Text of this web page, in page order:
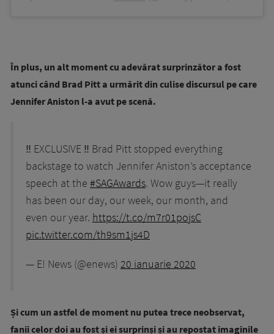
În plus, un alt moment cu adevărat surprinzător a fost
atunci când Brad Pitt a urmărit din culise discursul pe care
Jennifer Aniston l-a avut pe scenă.
‼️ EXCLUSIVE ‼️ Brad Pitt stopped everything
backstage to watch Jennifer Aniston’s acceptance
speech at the #SAGAwards. Wow guys—it really
has been our day, our week, our month, and
even our year. https://t.co/m7r01pojsC
pic.twitter.com/th9sm1js4D
— E! News (@enews) 20 ianuarie 2020
Și cum un astfel de moment nu putea trece neobservat,
fanii celor doi au fost și ei surprinși și au repostat imaginile